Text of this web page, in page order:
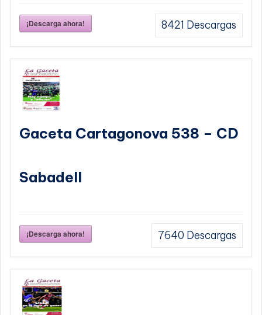
¡Descarga ahora! 8421 Descargas
Gaceta Cartagonova 538 – CD
Sabadell
¡Descarga ahora! 7640 Descargas